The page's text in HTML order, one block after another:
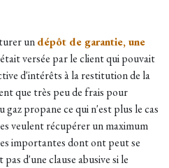
undépôt de garantie, une
versée par le client qui pouvait
d'intérêts à la restitution de la
que très peu de frais pour
propane ce qui n'est plus le cas
veulent récupérer un maximum
importantes dont ont peut se
d'une clause abusive si le